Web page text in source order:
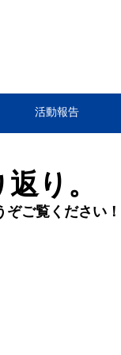
ル
活動報告
り。
ご覧ください！